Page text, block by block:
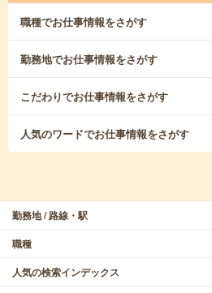
職種でお仕事情報をさがす
勤務地でお仕事情報をさがす
こだわりでお仕事情報をさがす
人気のワードでお仕事情報をさがす
勤務地 / 路線・駅
職種
人気の検索インデックス